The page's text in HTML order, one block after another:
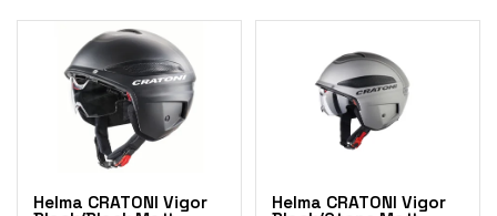
V
Helma CRATONI Vigor Helma CRATONI Vigor